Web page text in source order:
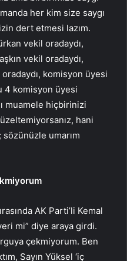
her kim size saygı
dert etmesi lazım.
vekil oradaydı,
vekil oradaydı,
komisyon üyesi
4 komisyon üyesi
muamele hiçbirinizi
hani
umarım
AK Parti’li Kemal
mi” diye araya girdi.
çekmiyorum. Ben
Sayın Yüksel ‘iç